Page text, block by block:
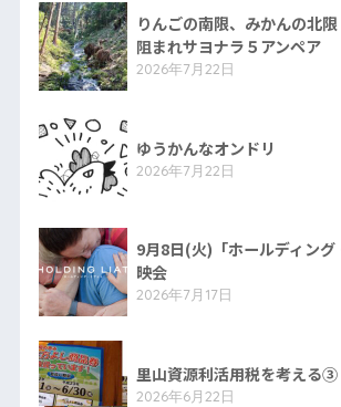
りんごの南限、みかんの北
阻まれサヨナラ５アンペア
2026年7月22日
ゆうかんなオンドリ
2026年7月22日
9月8日(火)「ホールディン
映会
2026年7月17日
里山資源利活用税を考える③
2026年6月22日